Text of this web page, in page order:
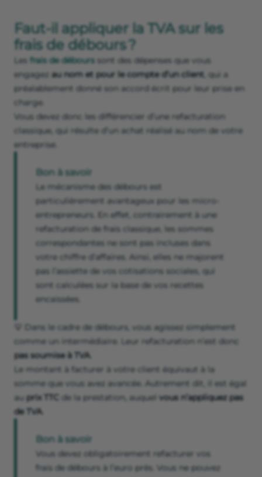
Faut-il appliquer la TVA sur les
frais de débours ?
Les frais de débours sont des dépenses que vous
engagez au nom et pour le compte d’un client , qui a
préalablement donné son accord écrit pour leur prise en
charge.
Vous devez donc les différencier d’une refacturation
classique, qui résulte d’un achat réalisé au nom de votre
entreprise.
Bon à savoir
Le mécanisme des débours est
particulièrement avantageux pour les micro-
entrepreneurs. En effet, contrairement à une
refacturation de frais classique, les sommes
correspondantes ne sont pas incluses dans
votre chiffre d’affaires. Ainsi, elles ne majorent
pas l’assiette de vos cotisations sociales, qui
sont calculées sur la base de vos recettes
encaissées.
💡 Dans le cadre de débours, vous agissez simplement
comme un intermédiaire. Leur refacturation n’est donc
pas soumise à TVA.
Le montant à facturer à votre client équivaut à la
somme que vous avez avancée. Autrement dit, il est égal
au prix TTC de la prestation, auquel vous n’appliquez pas
de TVA.
Bon à savoir
Vous devez obligatoirement refacturer vos
frais de débours à l’euro près. Vous ne pouvez